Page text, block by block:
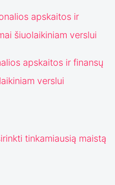
apskaitos ir finansų
verslui
tinkamiausią maistą